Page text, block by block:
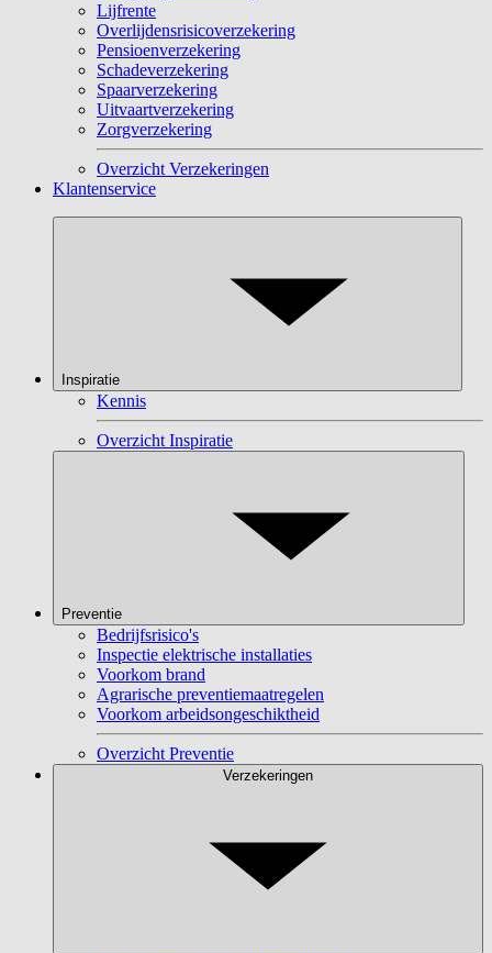
Lijfrente
Overlijdensrisicoverzekering
Pensioenverzekering
Schadeverzekering
Spaarverzekering
Uitvaartverzekering
Zorgverzekering
Overzicht Verzekeringen
Klantenservice
Inspiratie
Kennis
Overzicht Inspiratie
Preventie
Bedrijfsrisico's
Inspectie elektrische installaties
Voorkom brand
Agrarische preventiemaatregelen
Voorkom arbeidsongeschiktheid
Overzicht Preventie
Verzekeringen